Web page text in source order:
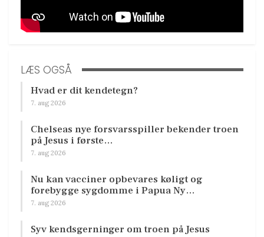
LÆS OGSÅ
Hvad er dit kendetegn?
7. aug 2026
Chelseas nye forsvarsspiller bekender troen
på Jesus i første…
7. aug 2026
Nu kan vacciner opbevares køligt og
forebygge sygdomme i Papua Ny…
7. aug 2026
Syv kendsgerninger om troen på Jesus